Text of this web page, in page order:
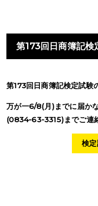
第173回日商簿記検
第173回日商簿記検定試験
万が一6/8(月)までに届か
(0834-63-3315)までご連
検